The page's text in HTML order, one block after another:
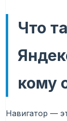
Что
кому
Навигатор —